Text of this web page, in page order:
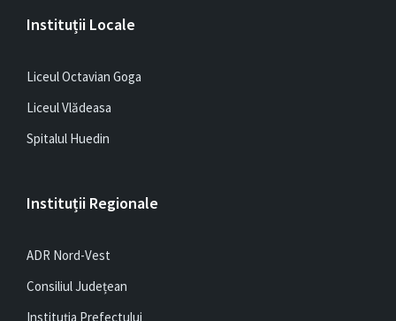
Instituții Locale
Liceul Octavian Goga
Liceul Vlădeasa
Spitalul Huedin
Instituții Regionale
ADR Nord-Vest
Consiliul Județean
Instituția Prefectului